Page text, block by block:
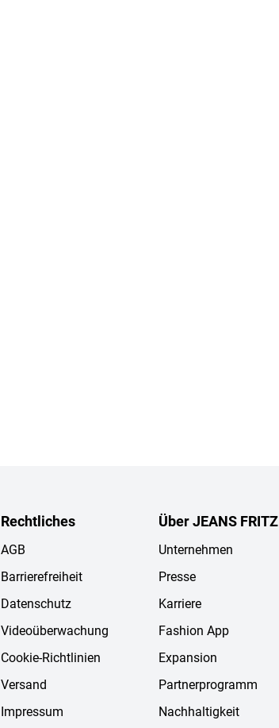
Rechtliches
AGB
Barrierefreiheit
Datenschutz
Videoüberwachung
Cookie-Richtlinien
Versand
Impressum
Über JEANS FRITZ
Unternehmen
Presse
Karriere
Fashion App
Expansion
Partnerprogramm
Nachhaltigkeit